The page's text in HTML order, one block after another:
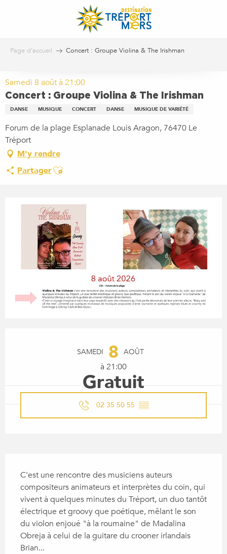
Page d’accueil Concert : Groupe Violina & The Irishman
Samedi 8 août à 21:00
Concert : Groupe Violina & The Irishman
DANSE MUSIQUE CONCERT DANSE MUSIQUE DE VARIÉTÉ
Forum de la plage Esplanade Louis Aragon, 76470 Le
Tréport
M'y rendre
PartagerAjouter aux favoris
SAMEDI 8 AOÛT
à 21:00
Gratuit
02 35 50 55 ▒▒
C'est une rencontre des musiciens auteurs
compositeurs animateurs et interprètes du coin, qui
vivent à quelques minutes du Tréport, un duo tantôt
électrique et groovy que poétique, mêlant le son
du violon enjoué "à la roumaine" de Madalina
Obreja à celui de la guitare du crooner irlandais
Brian...